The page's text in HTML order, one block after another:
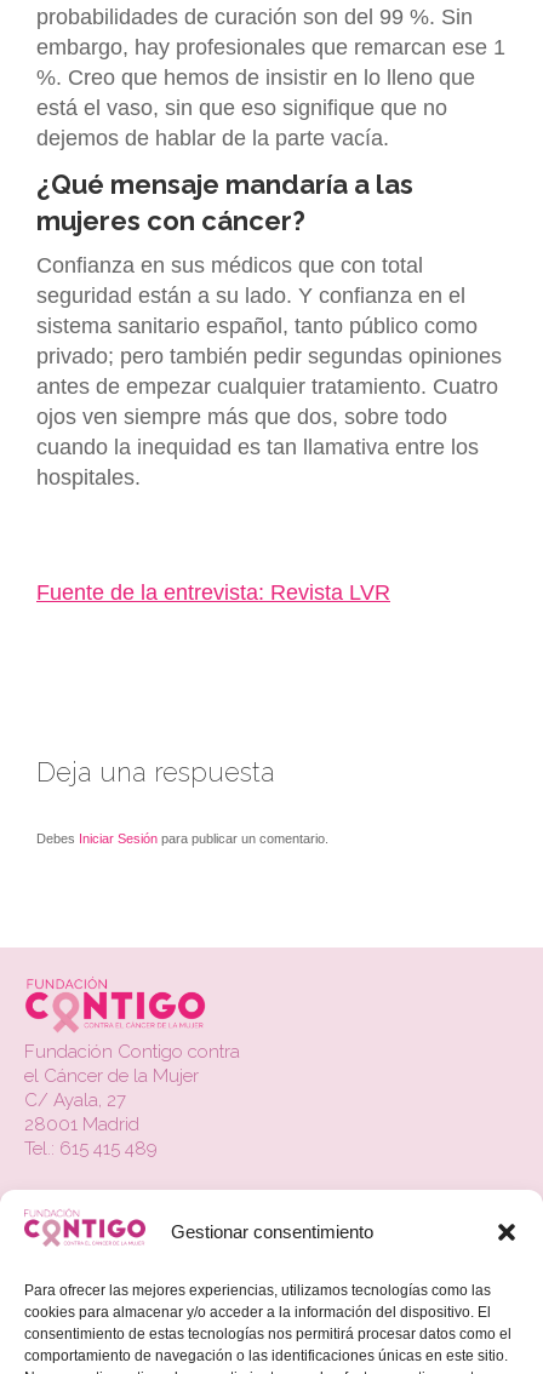
Gestionar consentimiento
Para ofrecer las mejores experiencias, utilizamos tecnologías como las
cookies para almacenar y/o acceder a la información del dispositivo. El
consentimiento de estas tecnologías nos permitirá procesar datos como el
comportamiento de navegación o las identificaciones únicas en este sitio.
probabilidades de curación son del 99 %. Sin
embargo, hay profesionales que remarcan ese 1
%. Creo que hemos de insistir en lo lleno que
está el vaso, sin que eso signifique que no
dejemos de hablar de la parte vacía.
¿Qué mensaje mandaría a las
mujeres con cáncer?
Confianza en sus médicos que con total
seguridad están a su lado. Y confianza en el
sistema sanitario español, tanto público como
privado; pero también pedir segundas opiniones
antes de empezar cualquier tratamiento. Cuatro
ojos ven siempre más que dos, sobre todo
cuando la inequidad es tan llamativa entre los
hospitales.
Fuente de la entrevista: Revista LVR
Deja una respuesta
Debes Iniciar Sesión para publicar un comentario.
Fundación Contigo contra
el Cáncer de la Mujer
C/ Ayala, 27
28001 Madrid
Tel.: 615 415 489
La Fundación
Contacto
Actualidad
Colabora